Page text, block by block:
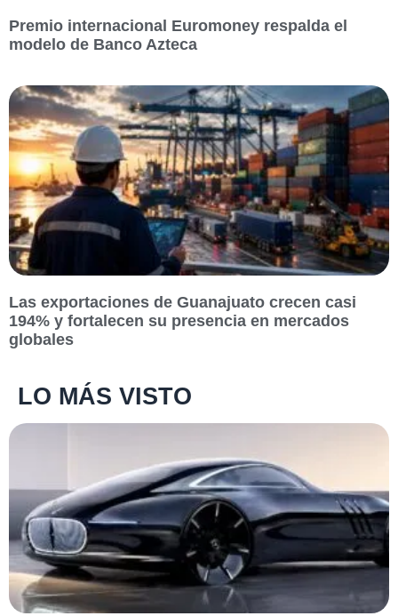
Premio internacional Euromoney respalda el
modelo de Banco Azteca
Las exportaciones de Guanajuato crecen casi
194% y fortalecen su presencia en mercados
globales
LO MÁS VISTO